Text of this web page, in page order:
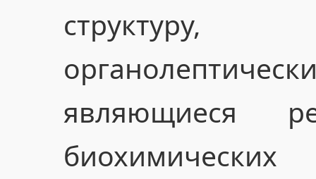
являющиеся